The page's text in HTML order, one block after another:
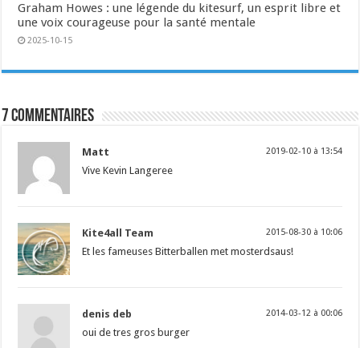
Graham Howes : une légende du kitesurf, un esprit libre et
une voix courageuse pour la santé mentale
2025-10-15
7 commentaires
Matt 2019-02-10 à 13:54
Vive Kevin Langeree
Kite4all Team 2015-08-30 à 10:06
Et les fameuses Bitterballen met mosterdsaus!
denis deb 2014-03-12 à 00:06
oui de tres gros burger